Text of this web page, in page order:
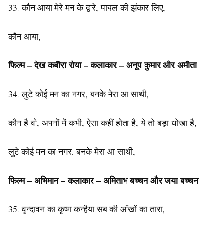
33. कौन आया मेरे मन के द्वारे, पायल की झंकार लिए,
कौन आया,
फिल्म – देख कबीरा रोया – कलाकार – अनूप कुमार और अमीता
34. लुटे कोई मन का नगर, बनके मेरा आ साथी,
कौन है वो, अपनों में कभी, ऐसा कहीं होता है, ये तो बड़ा धोखा ​​है,
लुटे कोई मन का नगर, बनके मेरा आ साथी,
फिल्म – अभिमान – कलाकार – अमिताभ बच्चन और जया बच्चन
35. वृन्दावन का कृष्ण कन्हैया सब की आँखों का तारा,